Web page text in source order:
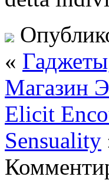
«
Магазин
Elicit
Sensuality